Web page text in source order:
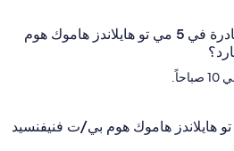
ما وقت تسجيل المغادرة في 5 مي تو هايلاندز هاموك هوم
منشأة 5 مي تو هايلاندز هاموك هوم بي/ت فنيفنسيد